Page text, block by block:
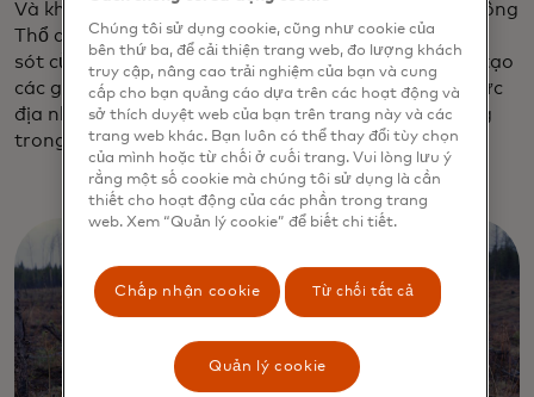
Và khi việc giám sát bắt đầu, các thành viên cộng đồng
Thổ dân địa phương đang tích cực theo dõi sự sống
sót của cây con: Cariboo Carbon Solutions đã đào tạo
các giám sát viên cộng đồng để thu thập dữ liệu thực
địa nhằm cung cấp thông tin cho việc trồng bổ sung
trong tương lai và quản lý dài hạn.
Chúng tôi sử dụng cookie, cũng như cookie của
bên thứ ba, để cải thiện trang web, đo lượng khách
truy cập, nâng cao trải nghiệm của bạn và cung
cấp cho bạn quảng cáo dựa trên các hoạt động và
sở thích duyệt web của bạn trên trang này và các
trang web khác. Bạn luôn có thể thay đổi tùy chọn
của mình hoặc từ chối ở cuối trang. Vui lòng lưu ý
rằng một số cookie mà chúng tôi sử dụng là cần
thiết cho hoạt động của các phần trong trang
web. Xem “Quản lý cookie” để biết chi tiết.
Chấp nhận cookie Từ chối tất cả
Quản lý cookie